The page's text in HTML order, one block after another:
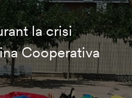
la crisi
Cooperativa